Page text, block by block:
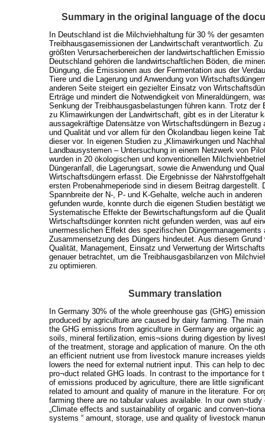
Summary in the original language of the
In Deutschland ist die Milchviehhaltung für 30 % der gesamten
Treibhausgasemissionen der Landwirtschaft verantwortlich. Zu
größten Verursacherbereichen der landwirtschaftlichen
Deutschland gehören die landwirtschaftlichen Böden, die
Düngung, die Emissionen aus der Fermentation aus der
Tiere und die Lagerung und Anwendung von
anderen Seite steigert ein gezielter Einsatz von
Erträge und mindert die Notwendigkeit von Mineraldüngern,
Senkung der Treibhausgasbelastungen führen kann. Trotz der
zu Klimawirkungen der Landwirtschaft, gibt es in der Literatur
aussagekräftige Datensätze von Wirtschaftsdüngern in Bezug
und Qualität und vor allem für den Ökolandbau liegen keine
dieser vor. In eigenen Studien zu „Klimawirkungen und
Landbausystemen – Untersuchung in einem Netzwerk von
wurden in 20 ökologischen und konventionellen
Düngeranfall, die Lagerungsart, sowie die Anwendung und
Wirtschaftsdüngern erfasst. Die Ergebnisse der
ersten Probenahmeperiode sind in diesem Beitrag dargestellt.
Spannbreite der N-, P- und K-Gehalte, welche auch in anderen
gefunden wurde, konnte durch die eigenen Studien bestätigt
Systematische Effekte der Bewirtschaftungsform auf die
Wirtschaftsdünger konnten nicht gefunden werden, was auf
unermesslichen Effekt des spezifischen Düngermanagements
Zusammensetzung des Düngers hindeutet. Aus diesem Grund
Qualität, Management, Einsatz und Verwertung der
genauer betrachtet, um die Treibhausgasbilanzen von
zu optimieren.
Summary translation
In Germany 30% of the whole greenhouse gas (GHG)
produced by agriculture are caused by dairy farming. The
the GHG emissions from agriculture in Germany are organic
soils, mineral fertilization, emis¬sions during digestion by
of the treatment, storage and application of manure. On the
an efficient nutrient use from livestock manure increases
lowers the need for external nutrient input. This can help to
pro¬duct related GHG loads. In contrast to the importance for
of emissions produced by agriculture, there are little
related to amount and quality of manure in the literature. For
farming there are no tabular values available. In our own study
„Climate effects and sustainability of organic and
systems “ amount, storage, use and quality of livestock